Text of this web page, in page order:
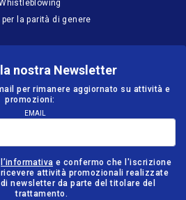
la parità di genere
nostra Newsletter
per rimanere aggiornato su attività e
promozioni:
EMAIL
l’informativa e confermo che l'iscrizione
attività promozionali realizzate
newsletter da parte del titolare del
trattamento.